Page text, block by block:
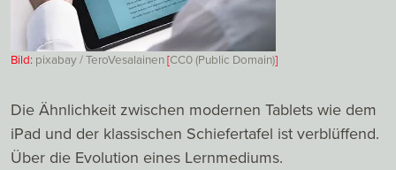
Bild: pixabay / TeroVesalainen[CC0 (Public Domain)]
Die Ähnlichkeit zwischen modernen Tablets wie dem
iPad und der klassischen Schiefertafel ist verblüffend.
Über die Evolution eines Lernmediums.